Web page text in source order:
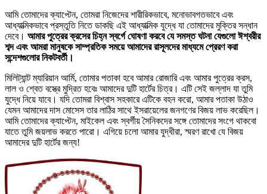
আমি তোমাদের ক্যাপ্টেন, তোমরা নিজেদের শারীরিকভাবে, মনোভাবগতভাবে এবং
আধ্যাত্মিকভাবে প্রস্তুতি নিতে ডাকছি এই আধ্যাত্মিক যুদ্ধে যা তোমাদের মুক্তির সন্ধান
দেবে। আমার পুত্রের ক্রসের চিহ্ন স্বর্গে ঘোষণা করবে যে সমস্ত ঘটনা যেগুলো ঈশ্বরীর
শব্দ এবং আমরা মানুষকে সাম্প্রতিক সময়ে আমাদের রাসূলদের মাধ্যমে প্রেরণ করা
সন্দেশগুলোর নিকটবর্তী।
মিলিট্যান্ট ম্যারিয়ান আর্মি, তোমার পতাকা হবে আমার রোজারি এবং আমার পুত্রের ক্রস,
লাল ও শ্বেত বস্ত্রে মুদ্রিত হবেঃ আমাদের দুটি হার্টের চিত্র। এটি সেই জল্লাদ যা তুমি
যুদ্ধে নিয়ে যাবে। যদি তোমরা বিশ্বাস সহকারে এটিকে বহন করো, আমার পতাকা উঠাও
যেমন আমাদের দাস মোসেস তার লাঠির সাথে ইসরায়েলের জনগণের বিজয় লাভ করেছিল।
আমি তোমাদের ক্যাপ্টেন, মাইকেল এবং স্বর্গীয় সৈনিকদের সঙ্গে তোমাদের সংগে থাকবো
যাতে তুমি জয়লাভ করতে পারো। এগিয়ে চলো আমার যুদ্ধীরা, স্মরণ রাখো যে বিজয়
আমাদের দুটি হার্টের জন্য!